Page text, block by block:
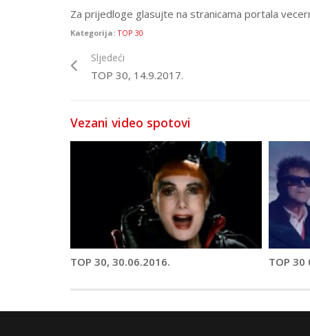
Za prijedloge glasujte na stranicama portala
Kategorija: TOP 30
Sljedeći
TOP 30, 14.9.2017.
Vezani video spotovi
TOP 30, 30.06.2016. TOP 30